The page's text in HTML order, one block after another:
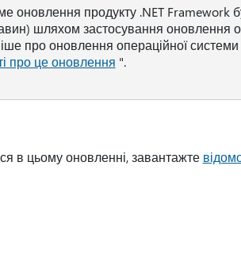
оновлення продукту .NET Framework
шляхом застосування оновлення
про оновлення операційної системи
про це оновлення ".
в цьому оновленні, завантажте